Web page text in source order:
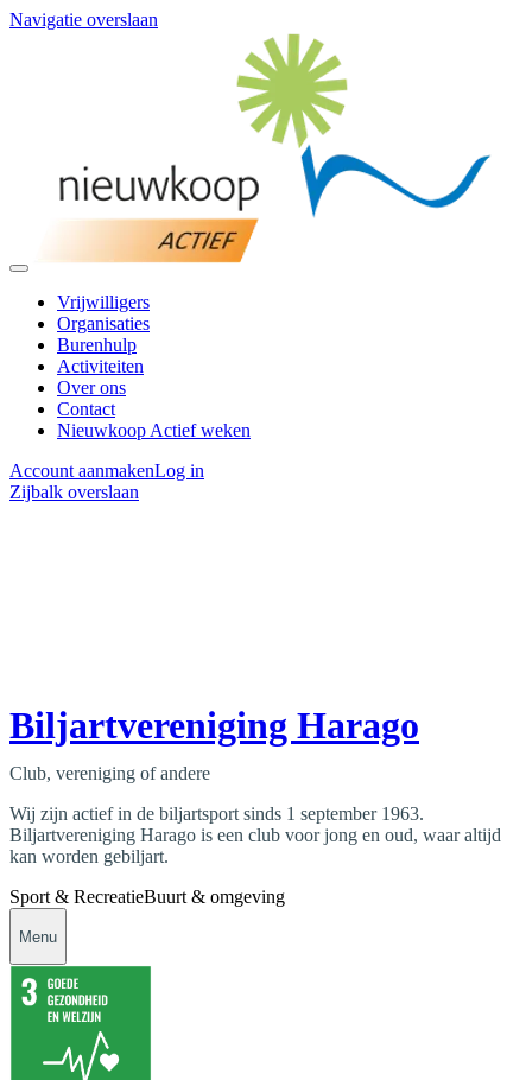
Navigatie overslaan
Vrijwilligers
Organisaties
Burenhulp
Activiteiten
Over ons
Contact
Nieuwkoop Actief weken
Account aanmakenLog in
Zijbalk overslaan
Biljartvereniging Harago
Club, vereniging of andere
Wij zijn actief in de biljartsport sinds 1 september 1963.
Biljartvereniging Harago is een club voor jong en oud, waar altijd
kan worden gebiljart.
Sport & RecreatieBuurt & omgeving
Menu